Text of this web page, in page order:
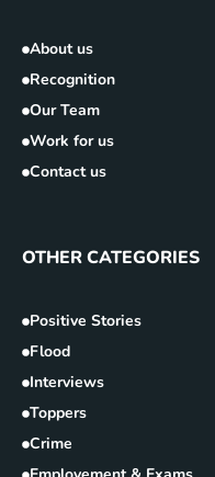
About us
Recognition
Our Team
Work for us
Contact us
OTHER CATEGORIES
Positive Stories
Flood
Interviews
Toppers
Crime